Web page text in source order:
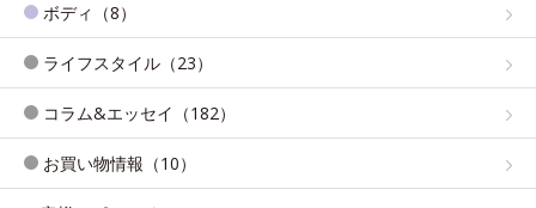
ボディ（8）
ライフスタイル（23）
コラム&エッセイ（182）
お買い物情報（10）